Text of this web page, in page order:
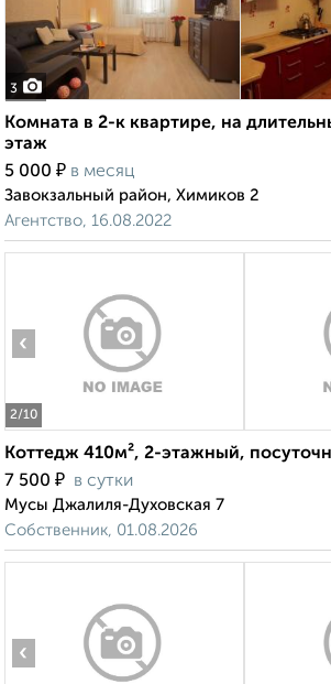
3
Комната в 2-к квартире, на
этаж
5 000 ₽ в месяц
Завокзальный район, Химиков 2
Агентство, 16.08.2022
2/10
‹
Коттедж 410м², 2-этажный,
7 500 ₽ в сутки
Мусы Джалиля-Духовская 7
Собственник, 01.08.2026
‹